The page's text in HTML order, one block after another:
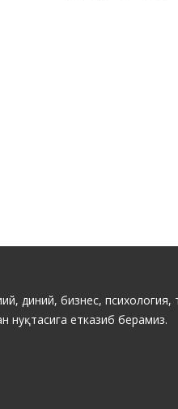
диний, бизнес, психология,
нуқтасига етказиб берамиз.